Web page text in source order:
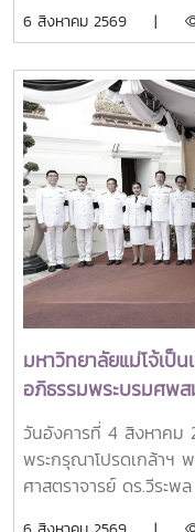
ได้รับเกียรติจาก ศาสต
วิทยาศาสตร์ วิจัยและน
เซ็นทารา แกรนด์ แอท
การประชุม Thai
นายดนุพร ปุณณกันต์ ผู้
ทพญ.ศรีญาดา ปาลิมา
ปทุมนากุล ปลัดกระทร
กระทรวง อว. นางศริน
คณะผู้บริหารหน่วยงานใ
Chye, President,
Professor Yang Bin ,
University Council
มหาวิทยาลัยแห่งชาติสิง
สภามหาวิทยาลัยชิงหวา
4 แห่ง ได้แก่ ที่ประชุมอ
อธิการบดีมหาวิทยาลัย
มหาวิทยาลัยเทคโนโล
6 สิงหาคม 2569 |
มหาวิทยาลัยแม่โจ้เป็
อภิธรรมพระบรมศพส
ราชินีนาถ พระบรมร
ถวายบังคมพระศพ ส
ภา นเรนทิราเทพยว
วันอังคารที่ 4 สิงหาคม
พระกรุณาโปรดเกล้าฯ
ศาสตราจารย์ ดร.วีระ